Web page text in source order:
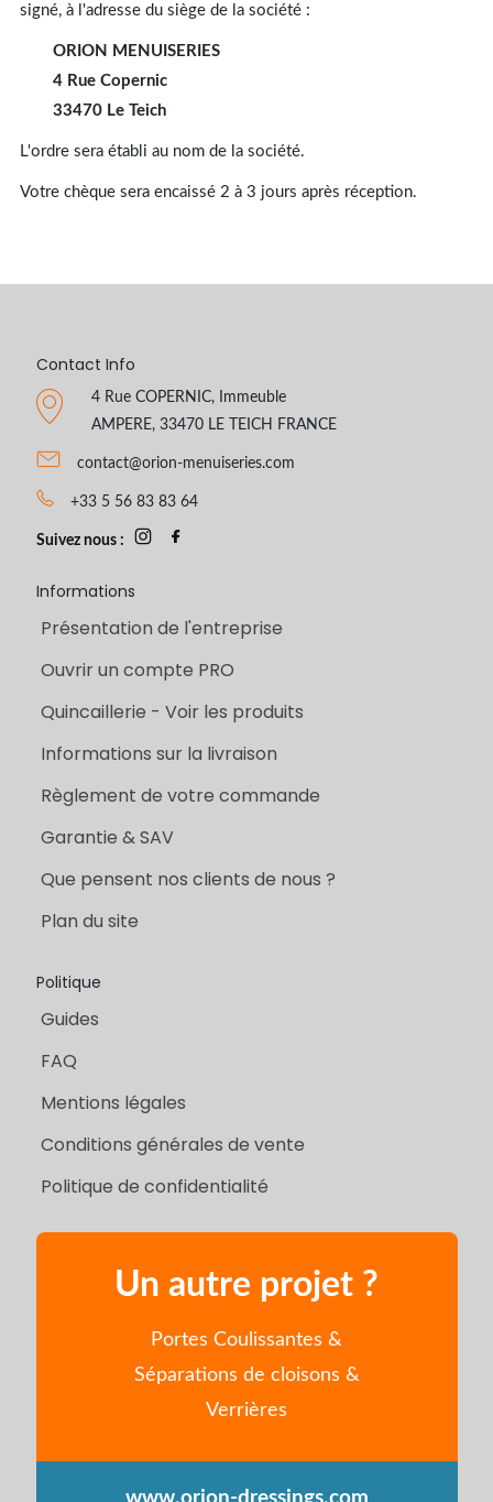
signé, à l'adresse du siège de la société :
ORION MENUISERIES
4 Rue Copernic
33470 Le Teich
L'ordre sera établi au nom de la société.
Votre chèque sera encaissé 2 à 3 jours après réception.
Contact Info
4 Rue COPERNIC, Immeuble
AMPERE, 33470 LE TEICH FRANCE
contact@orion-menuiseries.com
+33 5 56 83 83 64
Suivez nous :
Informations
Présentation de l'entreprise
Ouvrir un compte PRO
Quincaillerie - Voir les produits
Informations sur la livraison
Règlement de votre commande
Garantie & SAV
Que pensent nos clients de nous ?
Plan du site
Politique
Guides
FAQ
Mentions légales
Conditions générales de vente
Politique de confidentialité
Un autre projet ?
Portes Coulissantes &
Séparations de cloisons &
Verrières
www.orion-dressings.com